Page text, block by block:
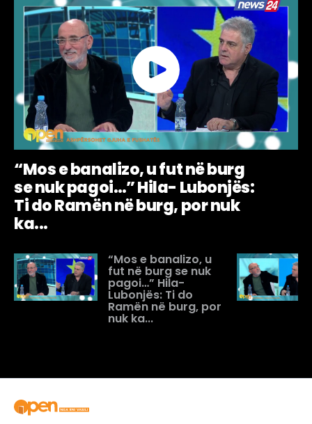
“Mos e banalizo, u fut në burg
se nuk pagoi…” Hila- Lubonjës:
Ti do Ramën në burg, por nuk
ka...
“Mos e banalizo, u
fut në burg se nuk
pagoi…” Hila-
Lubonjës: Ti do
Ramën në burg, por
nuk ka...